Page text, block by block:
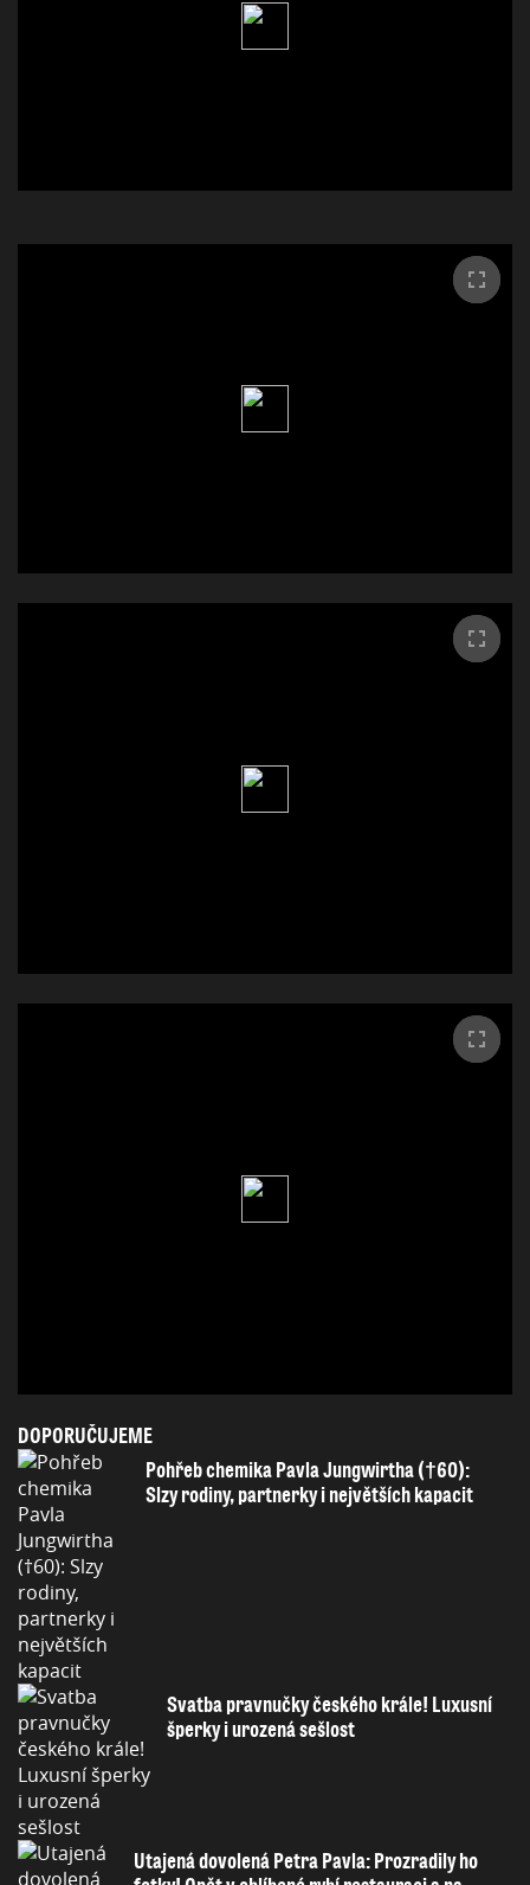
DOPORUČUJEME
Pohřeb chemika Pavla Jungwirtha (†60):
Slzy rodiny, partnerky i největších kapacit
Svatba pravnučky českého krále! Luxusní
šperky i urozená sešlost
Utajená dovolená Petra Pavla: Prozradily ho